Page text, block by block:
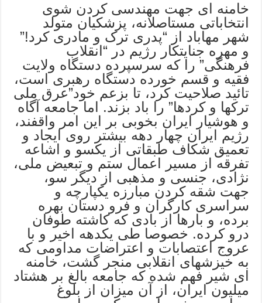
خامنه ای جهت مهندسی کردن شوی
انتخاباتی مستاصلانه، پزشکیان متولد
شهر مهاباد از “پدری ترک و مادری کرد!”
و مهره جنایتکار رژیم در “انقلاب
فرهنگی” را که سرسپرده دستگاه ولایت
فقیه و قسم خورده دستگاه رهبری است،
تائید صلاحیت کرد، تا بزعم خود”عرق ملی
ترکها و کردها” را باد بزند. اما جامعه آگاه
و هوشیار ایران بخوبی بر این امر واقفند،
رژیم ایران چهار دهه بیشتر روی ایجاد و
تعمیق شکاف طبقاتی از یکسو و اشاعه
تفرقه از مسیر اعمال ستم و تبعیض ملی،
نژادی، جنسی و مذهبی از دیگر سو،
جهت شقه کردن مبارزه یکپارچه و
سراسری کارگران و فرو دستان بهره
برده، و بارها از بادی که کاشته طوفان
درو کرده. خصوصا طی یکدهه اخیر و با
عروج اعتصابات و اعتراضات مداومی که
به خیزشهای انقلابی منجر گشت، خامنه
ای شیر فهم شده که جامعه بالغ بر هشتاد
میلیون ایران، از آن میزان از بلوغ